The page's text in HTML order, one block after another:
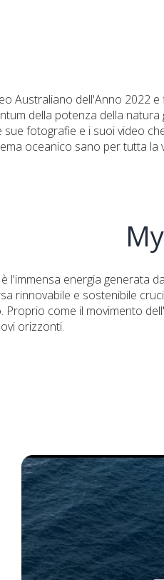
Australiano dell'Anno 2022
della potenza della
sue fotografie e i suoi video
oceanico sano per tutta la
l'immensa energia generata
rinnovabile e sostenibile
come il movimento
orizzonti.